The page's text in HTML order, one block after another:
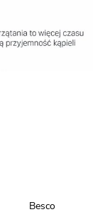
Besco